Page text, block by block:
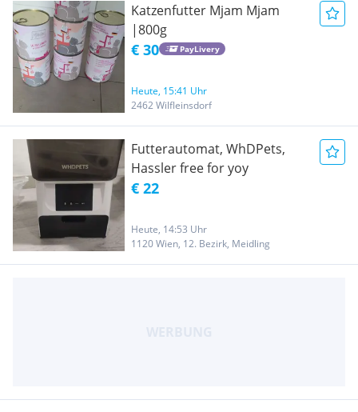
Katzenfutter Mjam Mjam
|800g
€ 30 PayLivery
Heute, 15:41 Uhr
2462 Wilfleinsdorf
Futterautomat, WhDPets,
Hassler free for yoy
€ 22
Heute, 14:53 Uhr
1120 Wien, 12. Bezirk, Meidling